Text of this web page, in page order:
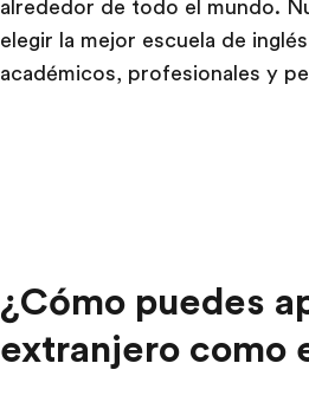
alrededor de todo el mundo.
elegir la mejor escuela de
académicos, profesionales y
¿Cómo puedes
extranjero como